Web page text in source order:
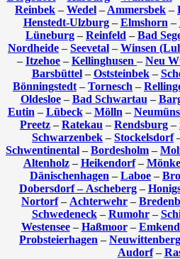
Reinbek – Wedel – Ammersbek –
Henstedt-Ulzburg– Elmshorn –
Lüneburg – Reinfeld – Bad
Nordheide – Seevetal – Winsen
– Itzehoe – Kellinghusen – Neu
Barsbüttel– Oststeinbek–
Bönningstedt – Tornesch –
Oldesloe– Bad Schwartau –
Eutin – Lübeck– Mölln –
Preetz – Ratekau – Rendsburg –
Schwarzenbek – Stockelsdorf
Schwentinental – Bordesholm –
Altenholz– Heikendorf–
Dänischenhagen – Laboe –
Dobersdorf – Ascheberg–
Nortorf– Achterwehr –
Schwedeneck– Rumohr–
Westensee– Haßmoor–
Probsteierhagen – Neuwittenberg
Audorf–